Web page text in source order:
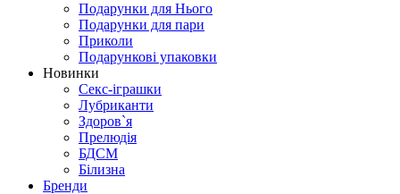
Подарунки для Нього
Подарунки для пари
Приколи
Подарункові упаковки
Новинки
Секс-іграшки
Лубриканти
Здоров`я
Прелюдія
БДСМ
Білизна
Бренди